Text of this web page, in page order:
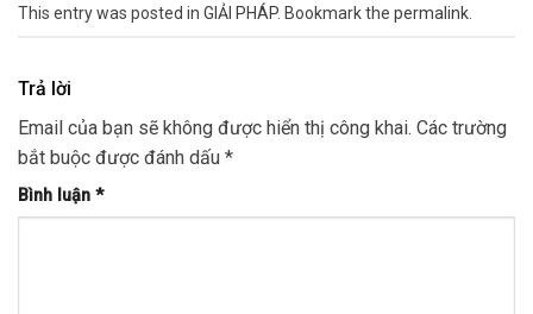
This entry was posted in GIẢI PHÁP. Bookmark the permalink
Trả lời
Email của bạn sẽ không được hiển thị công khai. Các trường
bắt buộc được đánh dấu *
Bình luận *